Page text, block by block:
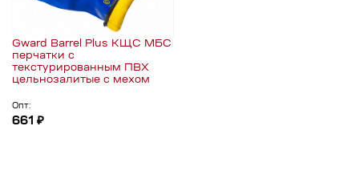
Gward Barrel Plus КЩС МБС
перчатки с
текстурированным ПВХ
цельнозалитые с мехом
Опт:
661 ₽